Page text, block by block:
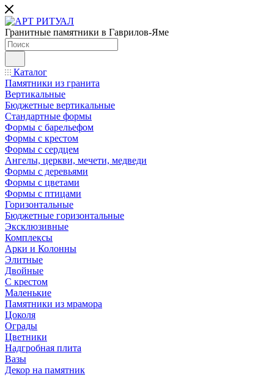
Гранитные памятники в Гаврилов-Яме
Каталог
Памятники из гранита
Вертикальные
Бюджетные вертикальные
Стандартные формы
Формы с барельефом
Формы с крестом
Формы с сердцем
Ангелы, церкви, мечети, медведи
Формы с деревьями
Формы с цветами
Формы с птицами
Горизонтальные
Бюджетные горизонтальные
Эксклюзивные
Комплексы
Арки и Колонны
Элитные
Двойные
С крестом
Маленькие
Памятники из мрамора
Цоколя
Ограды
Цветники
Надгробная плита
Вазы
Декор на памятник